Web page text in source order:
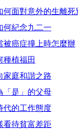
何面對意外的生離死
何紀念九二一
被癌症撞上時怎麼辦
種植福田
家庭和諧之路
「是」的父母
代的工作態度
看待貧富差距